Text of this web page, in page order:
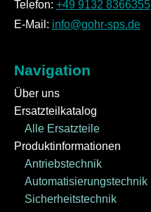
Telefon: +49 9132 8366355
E-Mail: info@gohr-sps.de
Navigation
Über uns
Ersatzteilkatalog
Alle Ersatzteile
Produktinformationen
Antriebstechnik
Automatisierungstechnik
Sicherheitstechnik